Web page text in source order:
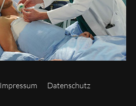
Impressum Datenschutz